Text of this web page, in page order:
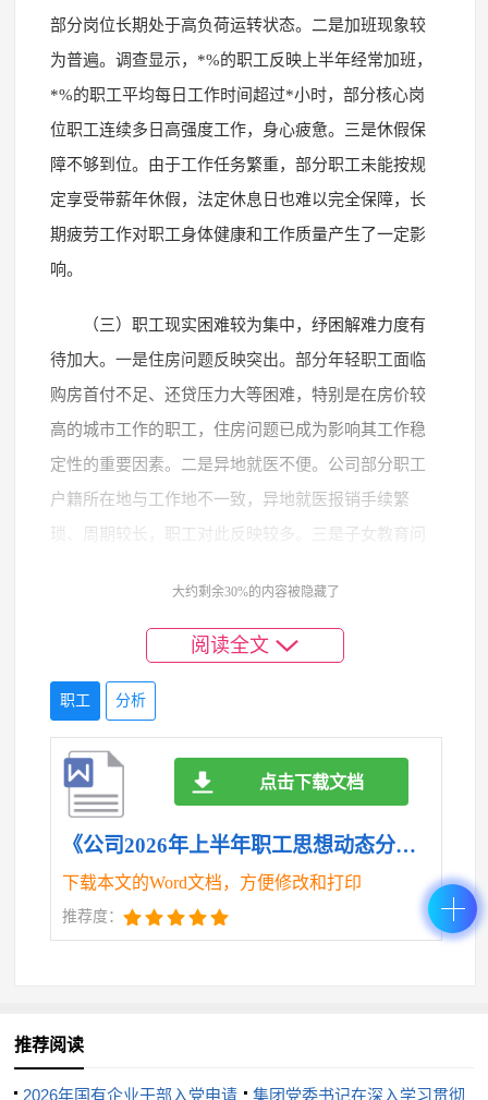
部分岗位长期处于高负荷运转状态。二是加班现象较
为普遍。调查显示，*%的职工反映上半年经常加班，
*%的职工平均每日工作时间超过*小时，部分核心岗
位职工连续多日高强度工作，身心疲惫。三是休假保
障不够到位。由于工作任务繁重，部分职工未能按规
定享受带薪年休假，法定休息日也难以完全保障，长
期疲劳工作对职工身体健康和工作质量产生了一定影
响。
（三）职工现实困难较为集中，纾困解难力度有
待加大。一是住房问题反映突出。部分年轻职工面临
购房首付不足、还贷压力大等困难，特别是在房价较
高的城市工作的职工，住房问题已成为影响其工作稳
定性的重要因素。二是异地就医不便。公司部分职工
户籍所在地与工作地不一致，异地就医报销手续繁
琐、周期较长，职工对此反映较多。三是子女教育问
（四）专业人才结构性短缺，队伍建设面临挑
素影响，公司在引进高层次专业技术人才方面存在一
定困难，部分关键岗位人才储备不足。二是复合型人
才培养周期较长。随着公司业务板块不断拓展，对兼
人才流失风险需关注。部分优秀年轻职工面临外部高
四、对策措施及工作安排
大约剩余30%的内容被隐藏了
阅读全文
职工 分析
《公司2026年上半年职工思想动态分析报告.doc》
下载本文的Word文档，方便修改和打印
推荐度：
点击下载文档
推荐阅读
2026年国有企业干部入党申请 集团党委书记在深入学习贯彻